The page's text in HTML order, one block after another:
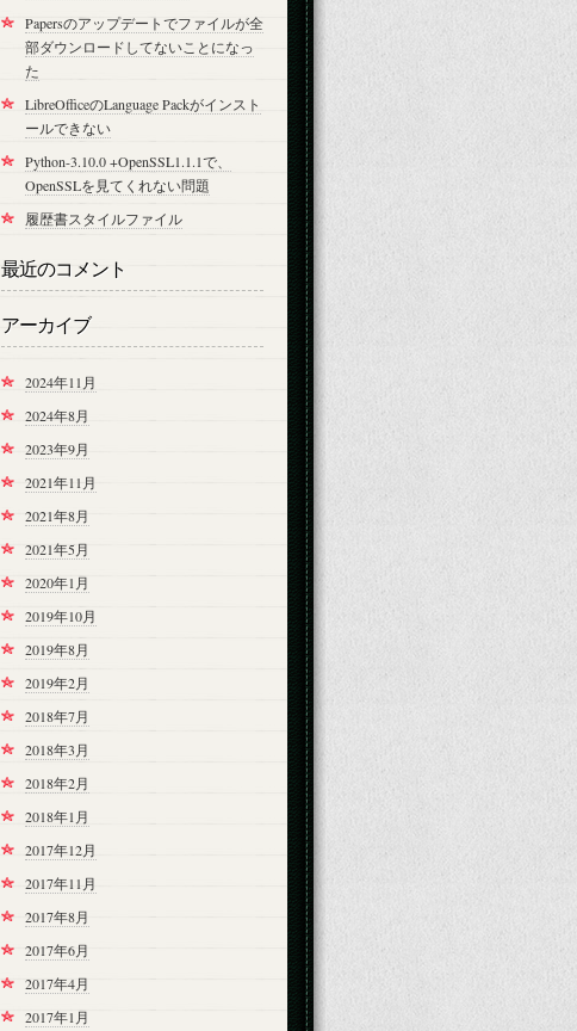
Papersのアップデートでファイルが全
部ダウンロードしてないことになっ
た
LibreOfficeのLanguage Packがインスト
ールできない
Python-3.10.0 +OpenSSL1.1.1で、
OpenSSLを見てくれない問題
履歴書スタイルファイル
最近のコメント
アーカイブ
2024年11月
2024年8月
2023年9月
2021年11月
2021年8月
2021年5月
2020年1月
2019年10月
2019年8月
2019年2月
2018年7月
2018年3月
2018年2月
2018年1月
2017年12月
2017年11月
2017年8月
2017年6月
2017年4月
2017年1月